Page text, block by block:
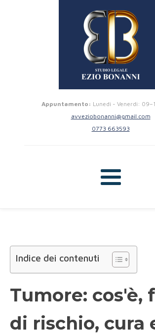
Appuntamento: Lunedi - Venerdi:
avveziobonanni@gmail.com
0773 663593
Indice dei contenuti
Tumore: cos'è,
di rischio, cura